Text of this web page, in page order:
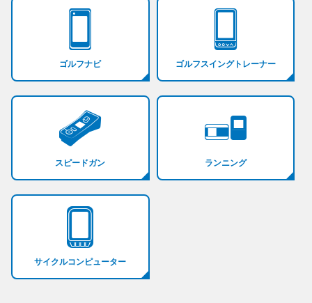
ゴルフナビ ゴルフスイングトレーナー
スピードガン ランニング
サイクルコンピューター